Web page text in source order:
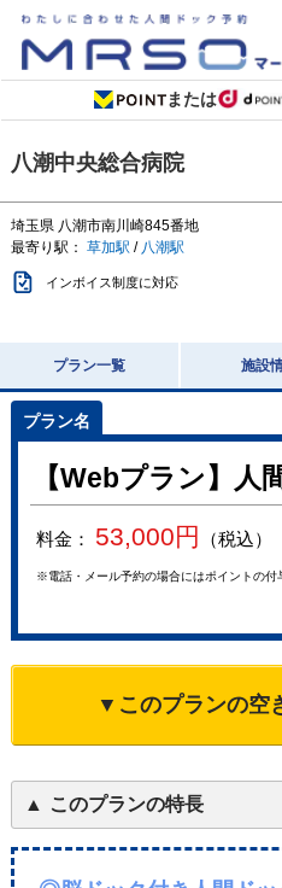
または
八潮中央総合病院
埼玉県 八潮市南川崎845番地
最寄り駅： 草加駅 / 八潮駅
インボイス制度に対応
プラン一覧 施設
【Webプラン】人
料金： 53,000円 （税込）
※電話・メール予約の場合にはポイントの付
▼このプランの空
このプランの特長